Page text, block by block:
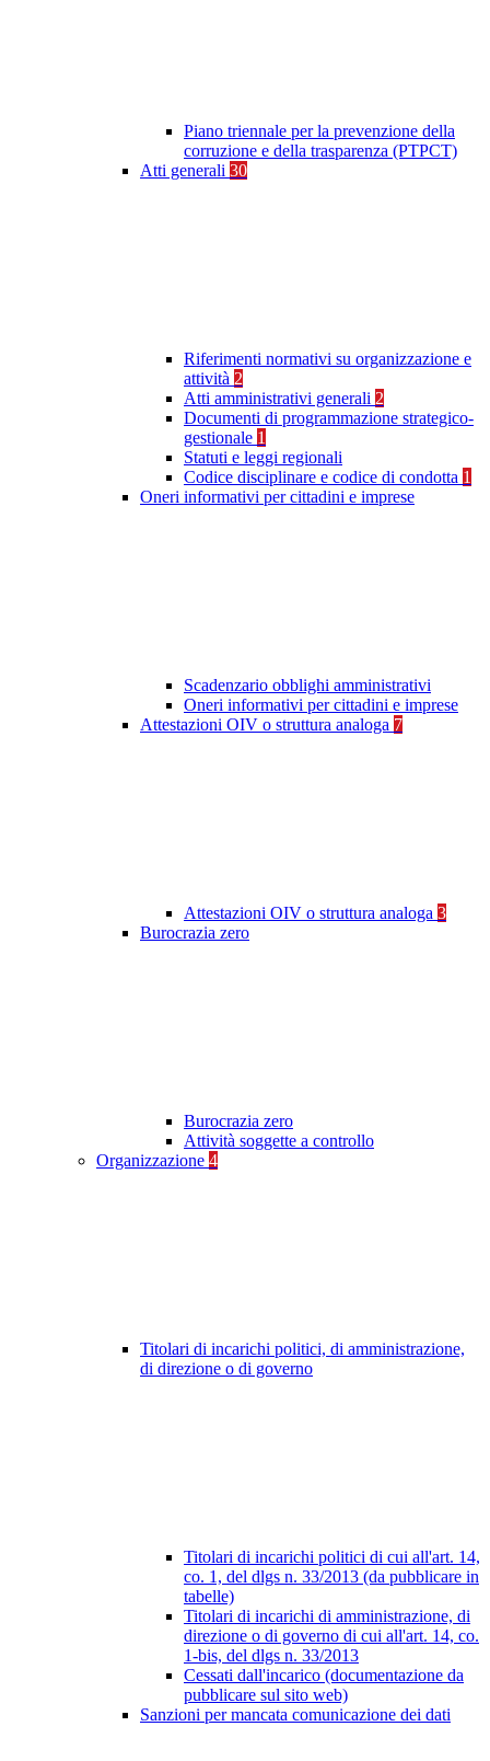
Piano triennale per la prevenzione della
corruzione e della trasparenza (PTPCT)
Atti generali 30
Riferimenti normativi su organizzazione e
attività 2
Atti amministrativi generali 2
Documenti di programmazione strategico-
gestionale 1
Statuti e leggi regionali
Codice disciplinare e codice di condotta 1
Oneri informativi per cittadini e imprese
Scadenzario obblighi amministrativi
Oneri informativi per cittadini e imprese
Attestazioni OIV o struttura analoga 7
Attestazioni OIV o struttura analoga 3
Burocrazia zero
Burocrazia zero
Attività soggette a controllo
Organizzazione 4
Titolari di incarichi politici, di amministrazione,
di direzione o di governo
Titolari di incarichi politici di cui all'art. 14,
co. 1, del dlgs n. 33/2013 (da pubblicare in
tabelle)
Titolari di incarichi di amministrazione, di
direzione o di governo di cui all'art. 14, co.
1-bis, del dlgs n. 33/2013
Cessati dall'incarico (documentazione da
pubblicare sul sito web)
Sanzioni per mancata comunicazione dei dati